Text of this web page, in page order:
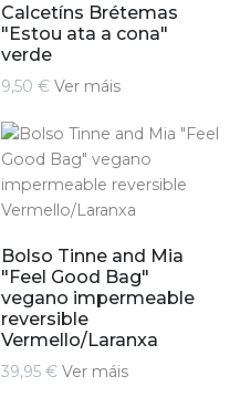
Calcetíns Brétemas
"Estou ata a cona"
verde
9,50 € Ver máis
Bolso Tinne and Mia
"Feel Good Bag"
vegano impermeable
reversible
Vermello/Laranxa
39,95 € Ver máis